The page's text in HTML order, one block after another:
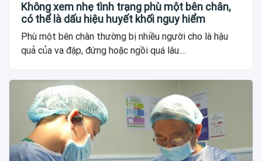
Không xem nhẹ tình trạng phù một bên chân,
có thể là dấu hiệu huyết khối nguy hiểm
Phù một bên chân thường bị nhiều người cho là hậu
quả của va đập, đứng hoặc ngồi quá lâu....